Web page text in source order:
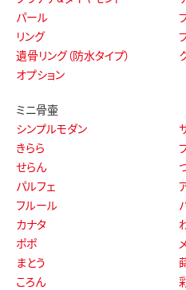
パール
リング
遺骨リング（防水タイプ）
オプション
ミニ骨壷
シンプルモダン
きらら
せらん
パルフェ
フルール
カナタ
ポポ
まとう
ころん